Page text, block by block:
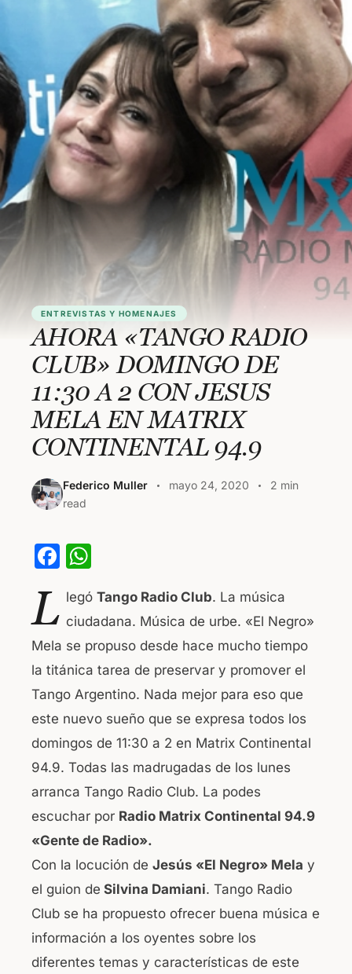
ENTREVISTAS Y HOMENAJES
AHORA «TANGO RADIO
CLUB» DOMINGO DE
11:30 A 2 CON JESUS
MELA EN MATRIX
CONTINENTAL 94.9
Federico Muller mayo 24, 2020
2 min
read
F
c
e
b
o
o
k
at
s
A
p
p
L legó Tango Radio Club. La música
ciudadana. Música de urbe. «El Negro»
Mela se propuso desde hace mucho tiempo
la titánica tarea de preservar y promover el
Tango Argentino. Nada mejor para eso que
este nuevo sueño que se expresa todos los
domingos de 11:30 a 2 en Matrix Continental
94.9. Todas las madrugadas de los lunes
arranca Tango Radio Club. La podes
escuchar por Radio Matrix Continental 94.9
«Gente de Radio».
Con la locución de Jesús «El Negro» Mela y
el guion de Silvina Damiani. Tango Radio
Club se ha propuesto ofrecer buena música e
información a los oyentes sobre los
diferentes temas y características de este